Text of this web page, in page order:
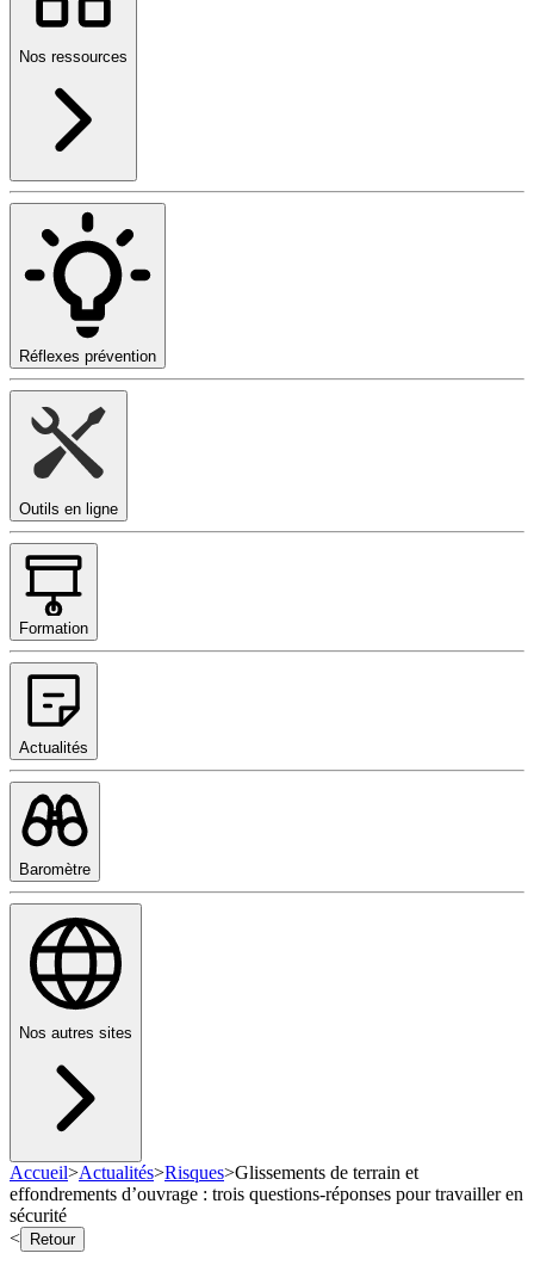
Nos ressources
Réflexes prévention
Outils en ligne
Formation
Actualités
Baromètre
Nos autres sites
Accueil>Actualités>Risques>Glissements de terrain et
effondrements d’ouvrage : trois questions-réponses pour travailler en
sécurité
<
Retour